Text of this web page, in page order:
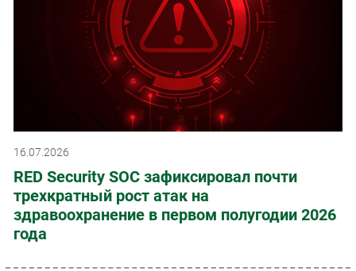
16.07.2026
RED Security SOC зафиксировал почти
трехкратный рост атак на
здравоохранение в первом полугодии 2026
года